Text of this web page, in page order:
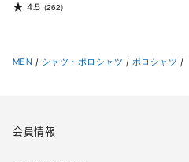
4.5 (262)
MEN / シャツ・ポロシャツ / ポロシャツ /
会員情報